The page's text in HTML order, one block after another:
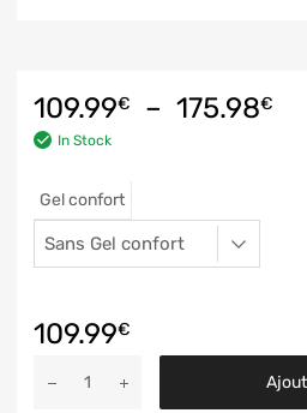
109.99€ – 175.98€
In Stock
Gel confort
109.99€